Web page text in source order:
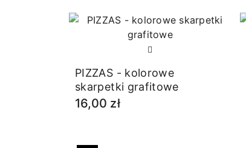
PIZZAS - kolorowe
skarpetki grafitowe
16,00 zł